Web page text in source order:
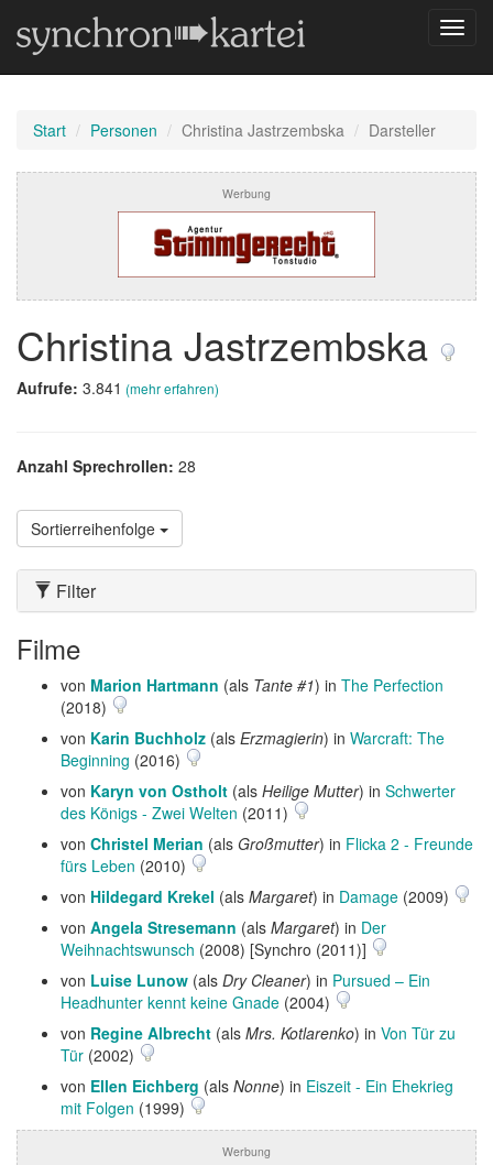
Start Personen Christina Jastrzembska Darsteller
Werbung
Christina Jastrzembska
Aufrufe: 3.841 (mehr erfahren)
Anzahl Sprechrollen: 28
Sortierreihenfolge
Filter
Filme
von Marion Hartmann (als Tante #1) in The Perfection
(2018)
von Karin Buchholz (als Erzmagierin) in Warcraft: The
Beginning (2016)
von Karyn von Ostholt (als Heilige Mutter) in Schwerter
des Königs - Zwei Welten (2011)
von Christel Merian (als Großmutter) in Flicka 2 - Freunde
fürs Leben (2010)
von Hildegard Krekel (als Margaret) in Damage (2009)
von Angela Stresemann (als Margaret) in Der
Weihnachtswunsch (2008) [Synchro (2011)]
von Luise Lunow (als Dry Cleaner) in Pursued – Ein
Headhunter kennt keine Gnade (2004)
von Regine Albrecht (als Mrs. Kotlarenko) in Von Tür zu
Tür (2002)
von Ellen Eichberg (als Nonne) in Eiszeit - Ein Ehekrieg
mit Folgen (1999)
Werbung